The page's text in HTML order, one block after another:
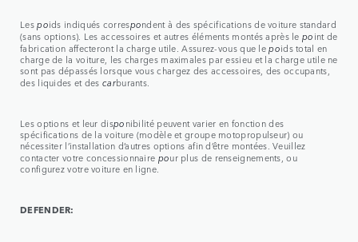
Lespoids indiqués correspondent à des spécifications de voiture standard
(sans options). Les accessoires et autres éléments montés après lepoint de
fabrication affecteront la charge utile. Assurez-vous que lepoids total en
charge de la voiture, les charges maximales par essieu et la charge utile ne
sont pas dépassés lorsque vous chargez des accessoires, des occupants,
des liquides et descarburants.
Les options et leur disponibilité peuvent varier en fonction des
spécifications de la voiture (modèle et groupe motopropulseur) ou
nécessiter l’installation d’autres options afin d’être montées. Veuillez
contacter votre concessionnaire pour plus de renseignements, ou
configurez votre voiture en ligne.
DEFENDER: